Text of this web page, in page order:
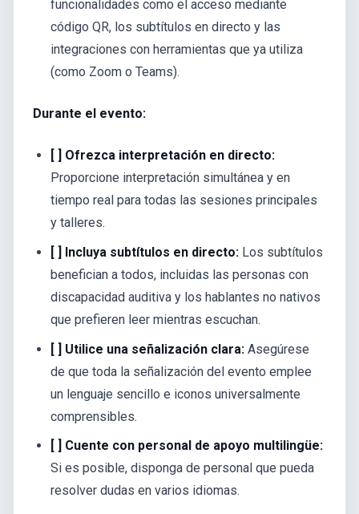
funcionalidades como el acceso mediante
código QR, los subtítulos en directo y las
integraciones con herramientas que ya utiliza
(como Zoom o Teams).
Durante el evento:
[ ] Ofrezca interpretación en directo:
Proporcione interpretación simultánea y en
tiempo real para todas las sesiones principales
y talleres.
[ ] Incluya subtítulos en directo: Los subtítulos
benefician a todos, incluidas las personas con
discapacidad auditiva y los hablantes no nativos
que prefieren leer mientras escuchan.
[ ] Utilice una señalización clara: Asegúrese
de que toda la señalización del evento emplee
un lenguaje sencillo e iconos universalmente
comprensibles.
[ ] Cuente con personal de apoyo multilingüe:
Si es posible, disponga de personal que pueda
resolver dudas en varios idiomas.